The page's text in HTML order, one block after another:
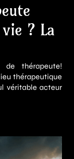
? La
de thérapeute!
thérapeutique
véritable acteur